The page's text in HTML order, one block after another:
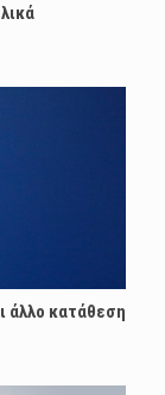
άλλο κατάθεση